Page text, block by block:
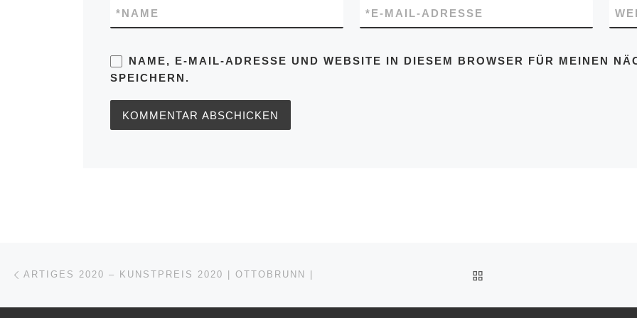
NAME
* E-MAIL-ADRESSE
*
NAME, E-MAIL-ADRESSE UND WEBSITE IN DIESEM BROWSER FÜR MEINEN
SPEICHERN.
Beitragsnavigation
ARTIGES 2020 – KUNSTPREIS 2020 | OTTOBRUNN |